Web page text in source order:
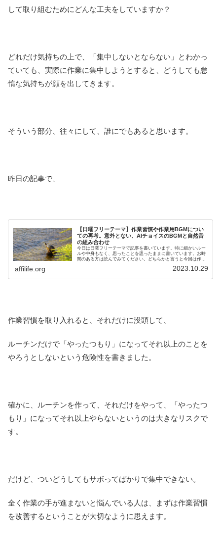
して取り組むためにどんな工夫をしていますか？
どれだけ気持ちの上で、「集中しないとならない」とわかっ
ていても、実際に作業に集中しようとすると、どうしても怠
惰な気持ちが顔を出してきます。
そういう部分、往々にして、誰にでもあると思います。
昨日の記事で、
【日曜フリーテーマ】作業習慣や作業用BGMについ
ての再考。意外とない、AIチョイスのBGMと自然音
の組み合わせ
今日は日曜フリーテーマで記事を書いています。特に細かいルー
ルや中身もなく、思ったことを思ったままに書いています。お時
間のある方は読んでみてください。どちらかと言うと今回は作業
affilife.org 2023.10.29
作業習慣を取り入れると、それだけに没頭して、
ルーチンだけで「やったつもり」になってそれ以上のことを
やろうとしないという危険性を書きました。
確かに、ルーチンを作って、それだけをやって、「やったつ
もり」になってそれ以上やらないというのは大きなリスクで
す。
だけど、ついどうしてもサボってばかりで集中できない。
全く作業の手が進まないと悩んでいる人は、まずは作業習慣
を改善するということが大切なように思えます。